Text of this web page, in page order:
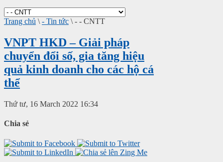
Trang chủ \ - Tin tức \ - - CNTT
VNPT HKD – Giải pháp
chuyển đổi số, gia tăng hiệu
quả kinh doanh cho các hộ cá
thể
Thứ tư, 16 March 2022 16:34
Chia sẻ